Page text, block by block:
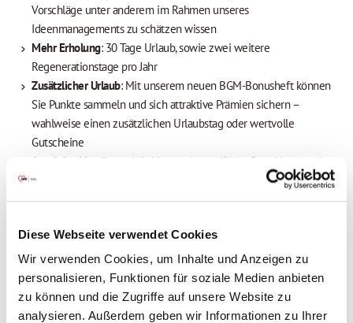
Diese Webseite verwendet Cookies
Wir verwenden Cookies, um Inhalte und Anzeigen zu
personalisieren, Funktionen für soziale Medien anbieten
zu können und die Zugriffe auf unsere Website zu
analysieren. Außerdem geben wir Informationen zu Ihrer
Vorschläge unter anderem im Rahmen unseres
Ideenmanagements zu schätzen wissen
Mehr Erholung: 30 Tage Urlaub, sowie zwei weitere
Regenerationstage pro Jahr
Zusätzlicher Urlaub: Mit unserem neuen BGM-Bonusheft können
Sie Punkte sammeln und sich attraktive Prämien sichern –
wahlweise einen zusätzlichen Urlaubstag oder wertvolle
Gutscheine
Attraktive Vergütung
: Wir bieten eine tarifliche Bezahlung nach
dem TV AWO Bayern, eine Jahressonderzahlung (85 %),
vermögenswirksame Leistungen sowie eine betriebliche
Freuen Sie sich auf Extras, die sich auszahlen
Mitarbeiterbenefits, attraktive Prämien, Fahrradleasing u.v.m.
Herzliches Onboardingmit unserem Welcome-Day für neue
Mitarbeitende und eine professionelle Einarbeitung in einem
Team, bei dem kollegialer Zusammenhalt an erster Stelle steht